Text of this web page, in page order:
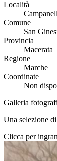
Località
Comune
San
Provincia
Macerata
Regione
Marche
Coordinate
Non
Galleria
Una selezione
Clicca per